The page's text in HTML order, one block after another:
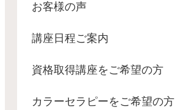
お客様の声
講座日程ご案内
資格取得講座をご希望の方
カラーセラピーをご希望の方